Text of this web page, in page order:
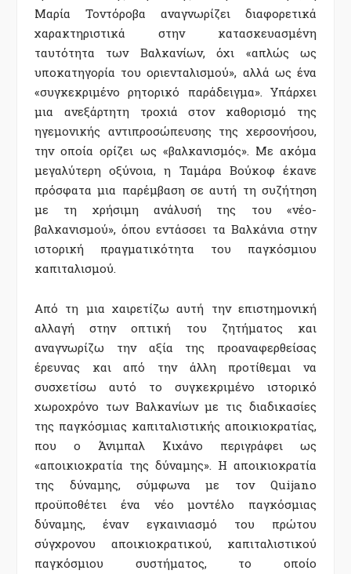
Μαρία Τοντόροβα αναγνωρίζει διαφορετικά
χαρακτηριστικά στην κατασκευασµένη
ταυτότητα των Βαλκανίων, όχι «απλώς ως
υποκατηγορία του οριενταλισµού», αλλά ως ένα
«συγκεκριµένο ρητορικό παράδειγµα». Υπάρχει
µια ανεξάρτητη τροχιά στον καθορισµό της
ηγεµονικής αντιπροσώπευσης της χερσονήσου,
την οποία ορίζει ως «βαλκανισµός». Με ακόµα
µεγαλύτερη οξύνοια, η Ταµάρα Βούκοφ έκανε
πρόσφατα µια παρέµβαση σε αυτή τη συζήτηση
µε τη χρήσιµη ανάλυσή της του «νέο-
βαλκανισµού», όπου εντάσσει τα Βαλκάνια στην
ιστορική πραγµατικότητα του παγκόσµιου
καπιταλισµού.
Από τη µια χαιρετίζω αυτή την επιστηµονική
αλλαγή στην οπτική του ζητήµατος και
αναγνωρίζω την αξία της προαναφερθείσας
έρευνας και από την άλλη προτίθεµαι να
συσχετίσω αυτό το συγκεκριµένο ιστορικό
χωροχρόνο των Βαλκανίων µε τις διαδικασίες
της παγκόσµιας καπιταλιστικής αποικιοκρατίας,
που ο Άνιµπαλ Κιχάνο περιγράφει ως
«αποικιοκρατία της δύναµης». Η αποικιοκρατία
της δύναµης, σύµφωνα µε τον Quijano
προϋποθέτει ένα νέο µοντέλο παγκόσµιας
δύναµης, έναν εγκαινιασµό του πρώτου
σύγχρονου αποικιοκρατικού, καπιταλιστικού
παγκόσµιου συστήµατος, το οποίο